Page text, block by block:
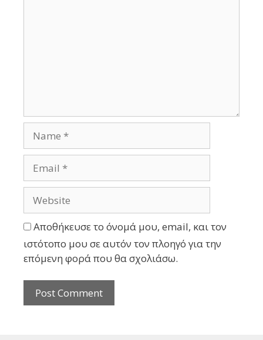
Αποθήκευσε το όνομά μου, email, και τον
ιστότοπο μου σε αυτόν τον πλοηγό για την
επόμενη φορά που θα σχολιάσω.